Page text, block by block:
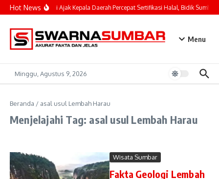
Lewati ke konten
Hot NewsMahyeldi Ajak Kepala Daerah Percepat Sertifikasi Halal, Bidik Sumbar
Menu
Minggu, Agustus 9, 2026
Beranda / asal usul Lembah Harau
Menjelajahi Tag: asal usul Lembah Harau
Wisata Sumbar
Fakta Geologi Lembah